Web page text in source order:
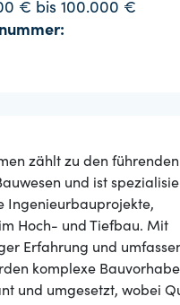
€ bis 100.000 €
zählt zu den führenden
und ist
Ingenieurbauprojekte,
Hoch- und Tiefbau. Mit
Erfahrung und
komplexe
und umgesetzt, wobei